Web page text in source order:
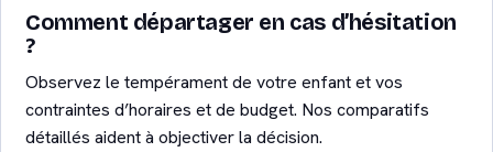
Comment départager en cas d’hésitation
?
Observez le tempérament de votre enfant et vos
contraintes d’horaires et de budget. Nos comparatifs
détaillés aident à objectiver la décision.